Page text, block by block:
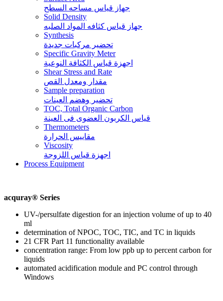
جهاز قياس مساحه السطح
Solid Density
جهاز قياس كثافه المواد الصلبه
Synthesis
تحضير مركبات جديدة
Specific Gravity Meter
اجهزة قياس الكثافة النوعية
Shear Stress and Rate
مقدار ومعدل القص
Sample preparation
تحضير وهضم العينات
TOC, Total Organic Carbon
قياس الكربون العضوى فى العينة
Thermometers
مقاييس الحرارة
Viscosity
اجهزة قياس اللزوجة
Process Equipment
acquray® Series
UV-/persulfate digestion for an injection volume of up to 40
ml
determination of NPOC, TOC, TIC, and TC in liquids
21 CFR Part 11 functionality available
concentration range: From low ppb up to percent carbon for
liquids
automated acidification module and PC control through
Windows